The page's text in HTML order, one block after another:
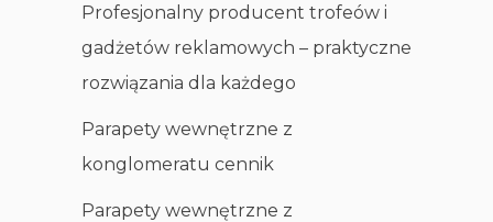
Profesjonalny producent trofeów i
gadżetów reklamowych – praktyczne
rozwiązania dla każdego
Parapety wewnętrzne z
konglomeratu cennik
Parapety wewnętrzne z